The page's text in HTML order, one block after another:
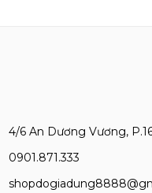
4/6 An Dương Vương,
0901.871.333